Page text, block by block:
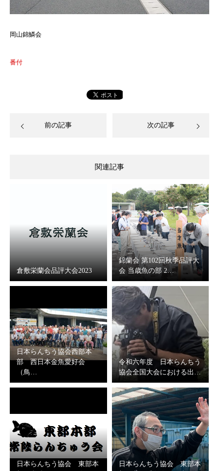
岡山錦鱗会
番付
前の記事 次の記事
関連記事
倉敷栄蘭会品評大会2023
錦蘭会 第102回秋季品評大
会 当歳魚の部 2…
日本らんちう協会西部本
部 西日本金魚愛好会
（鳥…
令和六年度 日本らんちう
協会全国大会における出…
日本らんちう協会 東部本
日本らんちう協会 東部本